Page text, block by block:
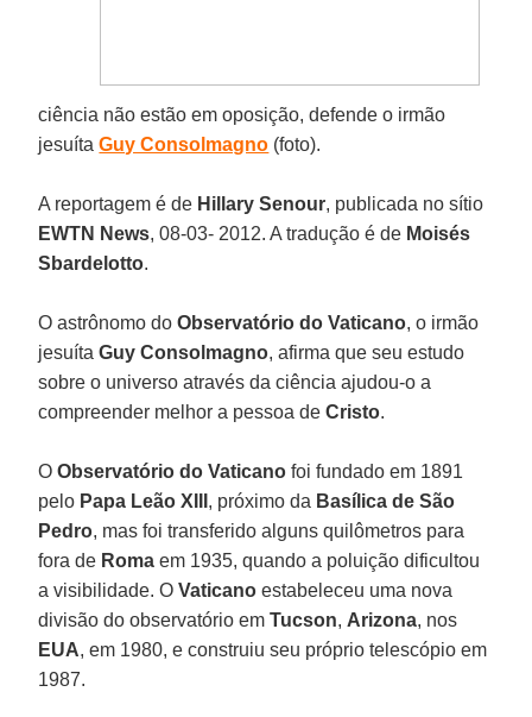
ciência não estão em oposição, defende o irmão
jesuítaGuy Consolmagno (foto).
A reportagem é de Hillary Senour, publicada no sítio
EWTN News, 08-03- 2012. A tradução é de Moisés
Sbardelotto.
O astrônomo doObservatório do Vaticano, o irmão
jesuítaGuy Consolmagno, afirma que seu estudo
sobre o universo através da ciência ajudou-o a
compreender melhor a pessoa deCristo.
OObservatório do Vaticanofoi fundado em 1891
pelo Papa Leão XIII , próximo da Basílica de São
Pedro, mas foi transferido alguns quilômetros para
fora de Romaem 1935, quando a poluição dificultou
a visibilidade. OVaticanoestabeleceu uma nova
divisão do observatório emTucson, Arizona, nos
EUA, em 1980, e construiu seu próprio telescópio em
1987.